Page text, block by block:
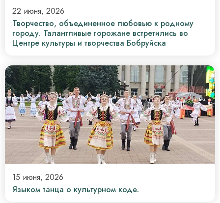
22 июня, 2026
Творчество, объединенное любовью к родному
городу. Талантливые горожане встретились во
Центре культуры и творчества Бобруйска
15 июня, 2026
Языком танца о культурном коде.